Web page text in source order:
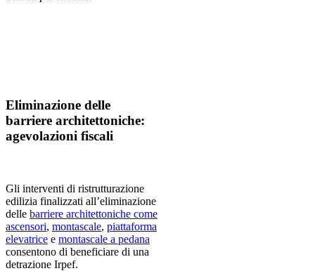
Eliminazione delle
barriere architettoniche:
agevolazioni fiscali
Gli interventi di ristrutturazione
edilizia finalizzati all’eliminazione
delle barriere architettoniche come
ascensori, montascale, piattaforma
elevatrice e montascale a pedana
consentono di beneficiare di una
detrazione Irpef.